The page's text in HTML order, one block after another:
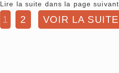
Lire la suite dans la page
1 2 VOIR LA SUITE